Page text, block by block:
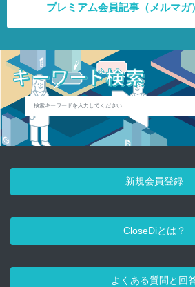
プレミアム会員記事（メルマガ
新規会員登録
CloseDiとは？
よくある質問と回